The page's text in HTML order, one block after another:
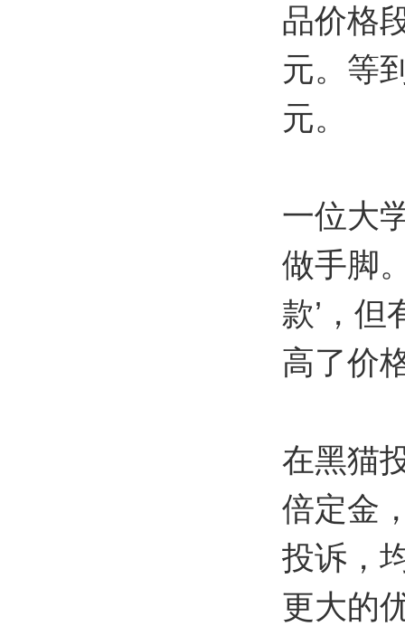
品价格
元。等
元。
一位大
做手脚
款’，但
高了价
在黑猫
倍定金
投诉，
更大的